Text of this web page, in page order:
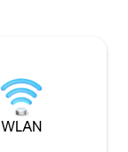
privaten Hektar - Grill - Perfekt
romantischen
ruhigen Rückzugsort. Atme
genieße die
WLAN